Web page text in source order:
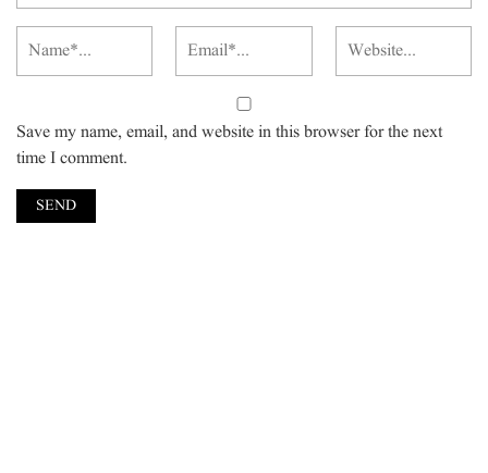
Save my name, email, and website in this browser for the next
time I comment.